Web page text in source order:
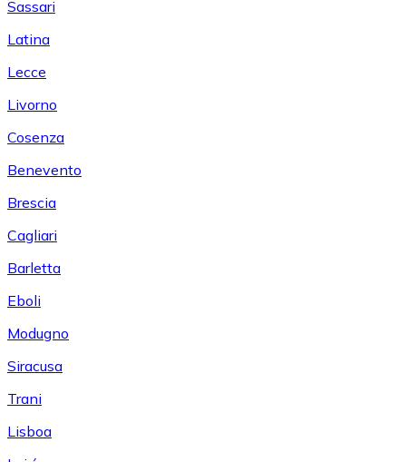
Sassari
Latina
Lecce
Livorno
Cosenza
Benevento
Brescia
Cagliari
Barletta
Eboli
Modugno
Siracusa
Trani
Lisboa